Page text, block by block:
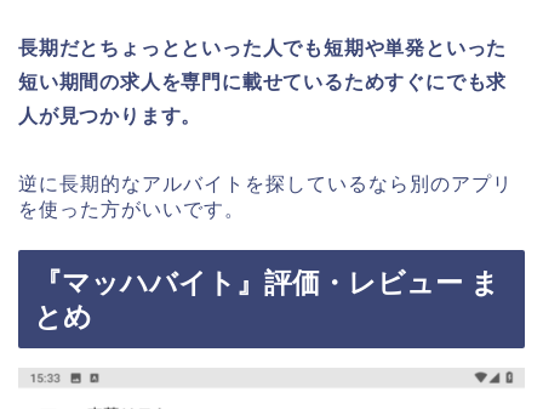
長期だとちょっとといった人でも短期や単発といった
短い期間の求人を専門に載せているためすぐにでも求
人が見つかります。
逆に長期的なアルバイトを探しているなら別のアプリ
を使った方がいいです。
『マッハバイト』評価・レビュー ま
とめ